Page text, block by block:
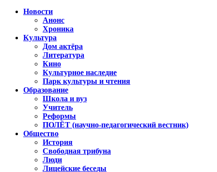
Новости
Анонс
Хроника
Культура
Дом актёра
Литература
Кино
Культурное наследие
Парк культуры и чтения
Образование
Школа и вуз
Учитель
Реформы
ПОЛЁТ (научно-педагогический вестник)
Общество
История
Свободная трибуна
Люди
Лицейские беседы